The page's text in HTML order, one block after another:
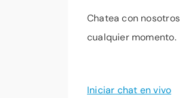
Chatea con
cualquier momento.
Iniciar chat en vivo